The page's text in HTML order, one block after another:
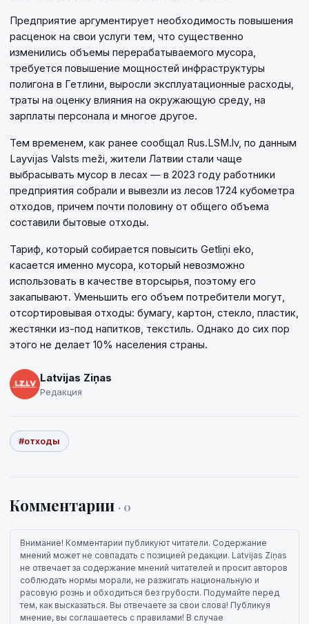
Предприятие аргументирует необходимость повышения
расценок на свои услуги тем, что существенно
изменились объемы перерабатываемого мусора,
требуется повышение мощностей инфраструктуры
полигона в Гетлини, выросли эксплуатационные расходы,
траты на оценку влияния на окружающую среду, на
зарплаты персонала и многое другое.
Тем временем, как ранее сообщал Rus.LSM.lv, по данным
Layvijas Valsts meži, жители Латвии стали чаще
выбрасывать мусор в лесах — в 2023 году работники
предприятия собрали и вывезли из лесов 1724 кубометра
отходов, причем почти половину от общего объема
составили бытовые отходы.
Тариф, который собирается повысить Getliņi eko,
касается именно мусора, который невозможно
использовать в качестве вторсырья, поэтому его
закапывают. Уменьшить его объем потребители могут,
отсортировывая отходы: бумагу, картон, стекло, пластик,
жестянки из-под напитков, текстиль. Однако до сих пор
этого не делает 10% населения страны.
Latvijas Ziņas
Редакция
#отходы
Комментарии · 0
Внимание! Комментарии публикуют читатели. Содержание
мнений может не совпадать с позицией редакции. Latvijas Ziņas
не отвечает за содержание мнений читателей и просит авторов
соблюдать нормы морали, не разжигать национальную и
расовую рознь и обходиться без грубости. Подумайте перед
тем, как высказаться. Вы отвечаете за свои слова! Публикуя
мнение, вы соглашаетесь с правилами! В случае